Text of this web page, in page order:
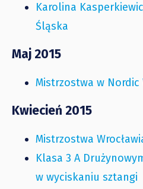
Karolina
Śląska
Maj 2015
Mistrzostwa w Nordic
Kwiecień 2015
Mistrzostwa
Klasa 3 A
w wyciskaniu sztangi